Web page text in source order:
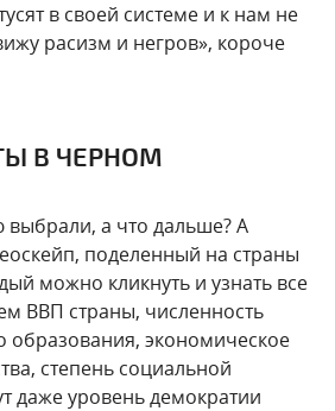
в своей системе и к нам не
расизм и негров», короче
В ЧЕРНОМ
а что дальше? А
поделенный на страны
можно кликнуть и узнать все
ВВП страны, численность
образования, экономическое
степень социальной
даже уровень демократии